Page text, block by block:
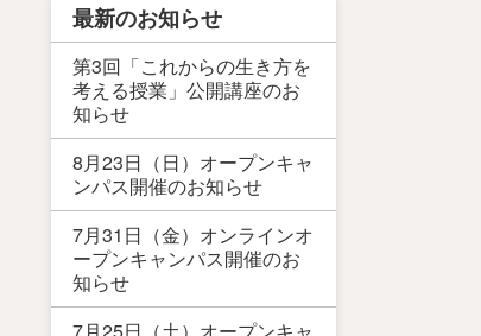
最新のお知らせ
第3回「これからの生き方を
考える授業」公開講座のお
知らせ
8月23日（日）オープンキャ
ンパス開催のお知らせ
7月31日（金）オンラインオ
ープンキャンパス開催のお
知らせ